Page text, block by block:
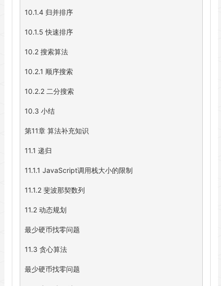
10.1.4 归并排序
10.1.5 快速排序
10.2 搜索算法
10.2.1 顺序搜索
10.2.2 二分搜索
10.3 小结
第11章 算法补充知识
11.1 递归
11.1.1 JavaScript调用栈大小的限制
11.1.2 斐波那契数列
11.2 动态规划
最少硬币找零问题
11.3 贪心算法
最少硬币找零问题